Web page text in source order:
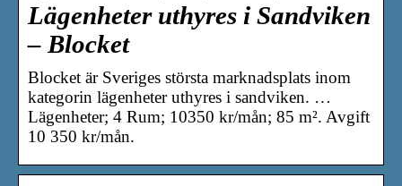
Lägenheter uthyres i Sandviken
– Blocket
Blocket är Sveriges största marknadsplats inom
kategorin lägenheter uthyres i sandviken. …
Lägenheter; 4 Rum; 10350 kr/mån; 85 m². Avgift
10 350 kr/mån.